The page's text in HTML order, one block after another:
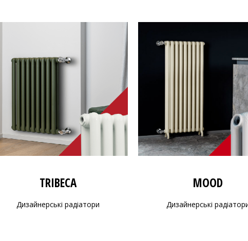
TRIBECA
Дизайнерські радіатори
MOOD
Дизайнерські